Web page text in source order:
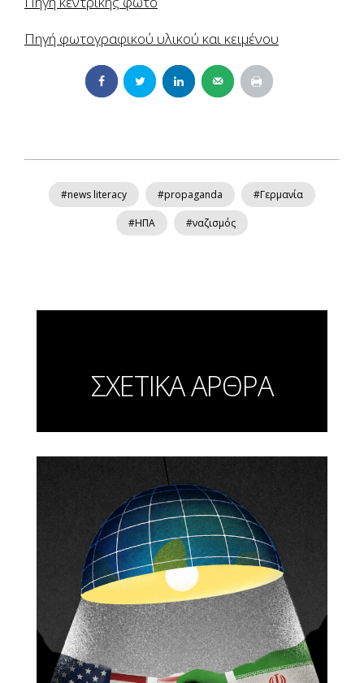
Πηγή φωτογραφικού υλικού και κειμένου
#news literacy #propaganda #Γερμανία
#ΗΠΑ #ναζισμός
ΣΧΕΤΙΚΑ ΑΡΘΡΑ